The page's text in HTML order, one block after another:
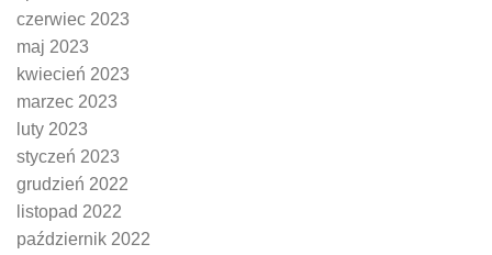
czerwiec 2023
maj 2023
kwiecień 2023
marzec 2023
luty 2023
styczeń 2023
grudzień 2022
listopad 2022
październik 2022